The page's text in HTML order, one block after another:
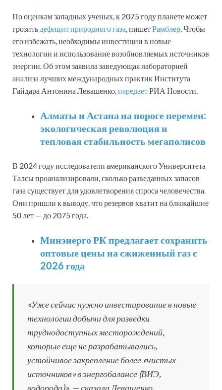
По оценкам западных ученых, к 2075 году планете может
грозить дефицит природного газа, пишетРамблер. Чтобы
его избежать, необходимы инвестиции в новые
технологии и использование возобновляемых источников
энергии. Об этом заявила заведующая лабораторией
анализа лучших международных практик Института
Гайдара Антонина Левашенко,передаетРИА Новости.
Алматы и Астана на пороге перемен:
экологическая революция и
тепловая стабильность мегаполисов
В 2024 году исследователи американского Университета
Талсы проанализировали, сколько разведанных запасов
газа существует для удовлетворения спроса человечества.
Они пришли к выводу, что резервов хватит на ближайшие
50 лет — до 2075 года.
Минэнерго РК предлагает сохранить
оптовые цены на сжиженный газ с
2026 года
«Уже сейчас нужно инвестирование в новые
технологии добычи для разведки
труднодоступных месторождений,
которые еще не разрабатывались,
устойчивое закрепление более «чистых
источников» в энергобалансе (ВИЭ,
водорода)», — сказала Левашенко.